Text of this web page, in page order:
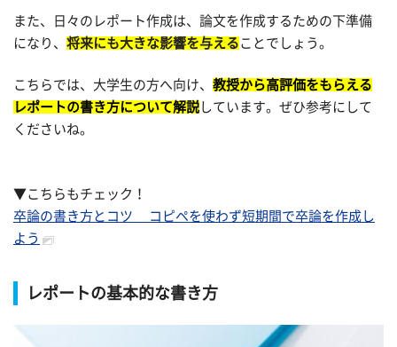
また、日々のレポート作成は、論文を作成するための下準備
になり、 将来にも大きな影響を与える ことでしょう。
こちらでは、大学生の方へ向け、 教授から高評価をもらえる
レポートの書き方について解説しています。ぜひ参考にして
くださいね。
▼こちらもチェック！
卒論の書き方とコツ コピペを使わず短期間で卒論を作成し
よう
レポートの基本的な書き方